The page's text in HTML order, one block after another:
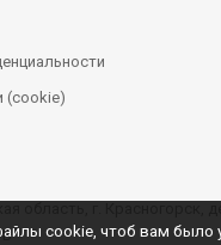
(cookie)
cookie, чтоб вам было